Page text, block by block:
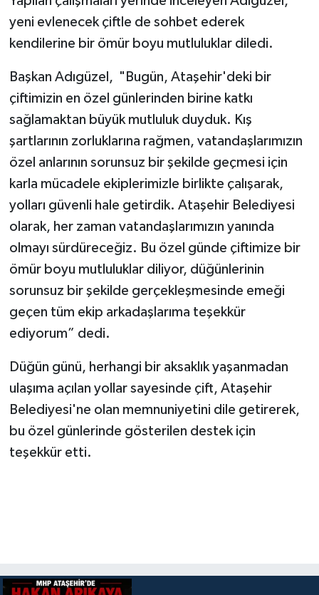
yeni evlenecek çiftle de sohbet ederek
kendilerine bir ömür boyu mutluluklar diledi.
Başkan Adıgüzel, "Bugün, Ataşehir'deki bir
çiftimizin en özel günlerinden birine katkı
sağlamaktan büyük mutluluk duyduk. Kış
şartlarının zorluklarına rağmen, vatandaşlarımızın
özel anlarının sorunsuz bir şekilde geçmesi için
karla mücadele ekiplerimizle birlikte çalışarak,
yolları güvenli hale getirdik. Ataşehir Belediyesi
olarak, her zaman vatandaşlarımızın yanında
olmayı sürdüreceğiz. Bu özel günde çiftimize bir
ömür boyu mutluluklar diliyor, düğünlerinin
sorunsuz bir şekilde gerçekleşmesinde emeği
geçen tüm ekip arkadaşlarıma teşekkür
ediyorum” dedi.
Düğün günü, herhangi bir aksaklık yaşanmadan
ulaşıma açılan yollar sayesinde çift, Ataşehir
Belediyesi'ne olan memnuniyetini dile getirerek,
bu özel günlerinde gösterilen destek için
teşekkür etti.